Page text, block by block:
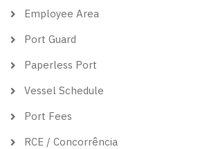
Employee Area
Port Guard
Paperless Port
Vessel Schedule
Port Fees
RCE / Concorrência